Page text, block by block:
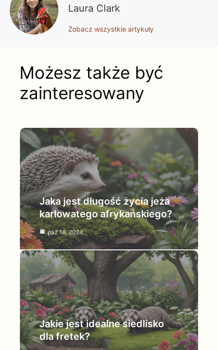
Laura Clark
Zobacz wszystkie artykuły
Możesz także być
zainteresowany
Jaka jest długość życia jeża
karłowatego afrykańskiego?
paź 18, 2024
Jakie jest idealne siedlisko
dla fretek?